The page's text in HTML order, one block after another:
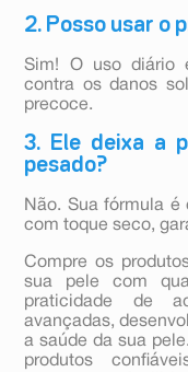
2. Posso usar o
Sim! O uso diário
contra os danos
precoce.
3. Ele deixa a
pesado?
Não. Sua fórmula
com toque seco,
Compre os
sua pele com
praticidade de
avançadas,
a saúde da sua
produtos